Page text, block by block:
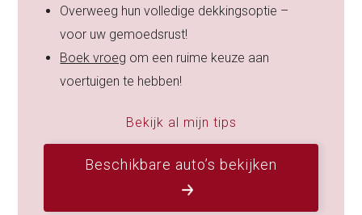
Overweeg hun volledige dekkingsoptie –
voor uw gemoedsrust!
Boek vroeg om een ruime keuze aan
voertuigen te hebben!
Bekijk al mijn tips
Beschikbare auto’s bekijken